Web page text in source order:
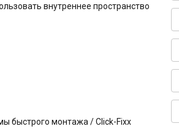
внутреннее пространство
быстрого монтажа / Click-Fixx